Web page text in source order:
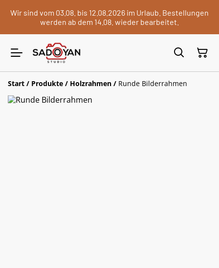
Wir sind vom 03.08. bis 12.08.2026 im Urlaub. Bestellungen
werden ab dem 14.08. wieder bearbeitet.
Start / Produkte / Holzrahmen / Runde Bilderrahmen